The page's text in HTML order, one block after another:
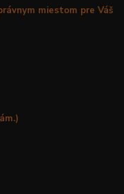
miestom pre Váš